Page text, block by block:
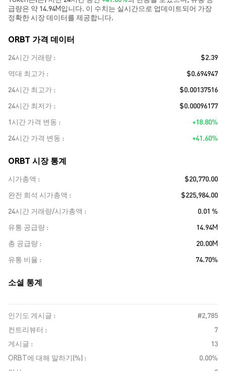
급량은 약 14.94M입니다. 이 수치는 실시간으로 업데이트되어 가장
정확한 시장 데이터를 제공합니다.
ORBT 가격 데이터
24시간 거래량
$2.39
역대 최고가
$0.694947
24시간 최고가
$0.00137516
24시간 최저가
$0.00096177
1시간 가격 변동
+18.80%
24시간 가격 변동
+41.60%
ORBT 시장 통계
시가총액
$20,770.00
완전 희석 시가총액
$225,984.00
24시간 거래량/시가총액
0.01 %
유통 공급량
14.94M
총 공급량
20.00M
유통 비율
74.70%
소셜 통계
인기도 게시글 :
#2,785
컨트리뷰터 :
7
게시글 :
13
ORBT에 대해 말하기(%) :
0.00%